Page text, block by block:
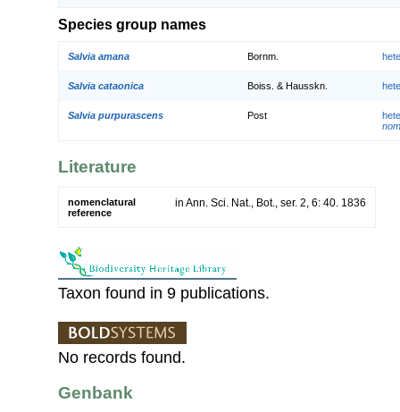
Species group names
Salvia amana Bornm.
Salvia cataonica Boiss. & Hausskn.
Salvia purpurascens Post
Literature
nomenclatural
reference
in Ann. Sci. Nat., Bot., ser. 2, 6: 40. 1836
Taxon found in 9 publications.
No records found.
Genbank